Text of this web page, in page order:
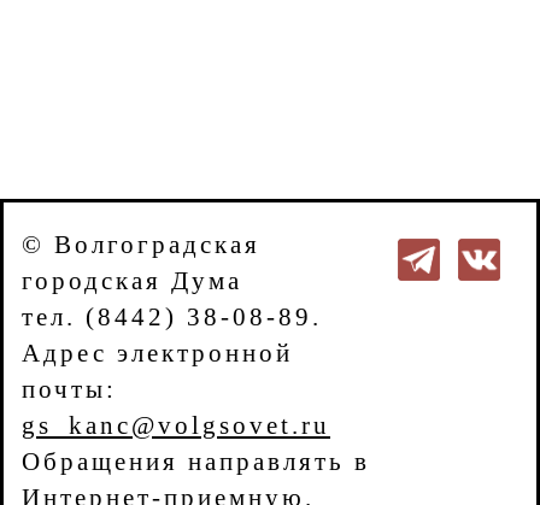
© Волгоградская
городская Дума
тел. (8442) 38-08-89.
Адрес электронной
почты:
gs_kanc@volgsovet.ru
Обращения направлять в
Интернет-приемную .